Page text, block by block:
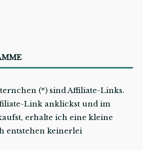
(*) sind Affiliate-Links.
Link anklickst und im
erhalte ich eine kleine
entstehen keinerlei